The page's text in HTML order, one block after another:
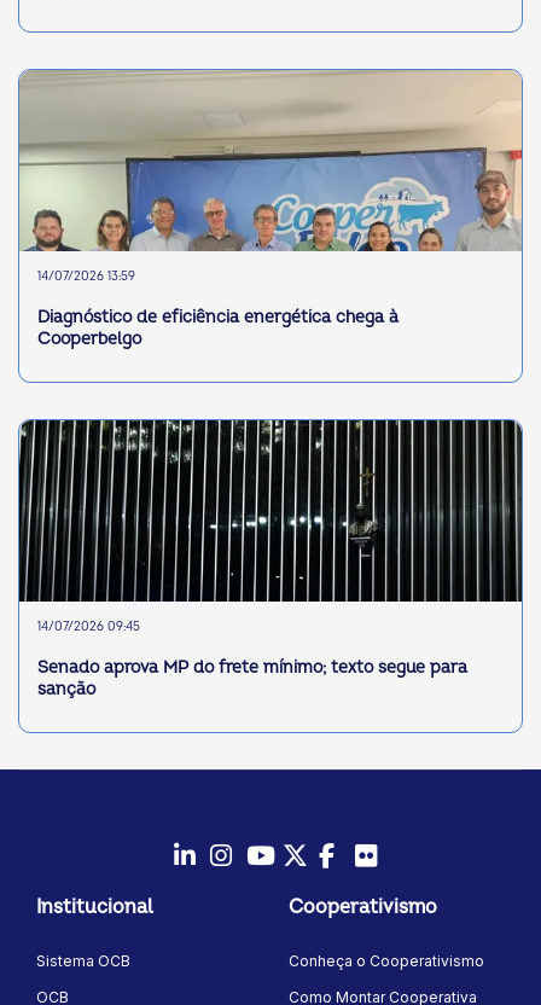
14/07/2026 13:59
Diagnóstico de eficiência energética chega à
Cooperbelgo
14/07/2026 09:45
Senado aprova MP do frete mínimo; texto segue para
sanção
Instagram
YoutubeTwitter/X
Facebook
Institucional
Sistema OCB
OCB
Cooperativismo
Conheça o Cooperativismo
Como Montar Cooperativa